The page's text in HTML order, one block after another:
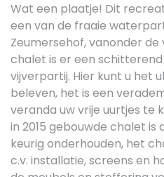
Wat een plaatje! Dit
een van de fraaie
Zeumersehof, vanonder
chalet is er een
vijverpartij. Hier kunt u het
beleven, het is een
veranda uw vrije uurtjes te
in 2015 gebouwde chalet is
keurig onderhouden, het
c.v. installatie, screens en